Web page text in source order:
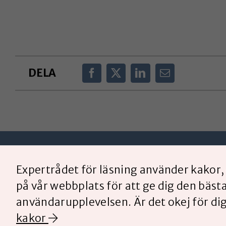
DELA
Expertrådet för läsning använder
på vår webbplats för att ge dig den bästa
användarupplevelsen. Är det okej för
kakor